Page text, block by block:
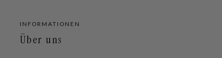
INFORMATIONEN
Über uns